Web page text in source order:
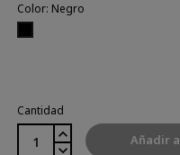
Color: Negro
Cantidad
Añadir